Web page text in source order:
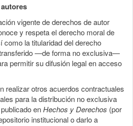
vigente de derechos de autor
y respeta el derecho moral de
como la titularidad del derecho
—de forma no exclusiva—
permitir su difusión legal en acceso
realizar otros acuerdos contractuales
para la distribución no exclusiva
enHechos y Derechos (por
institucional o darlo a